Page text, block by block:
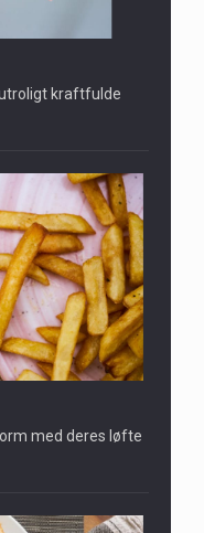
kraftfulde
med deres løfte